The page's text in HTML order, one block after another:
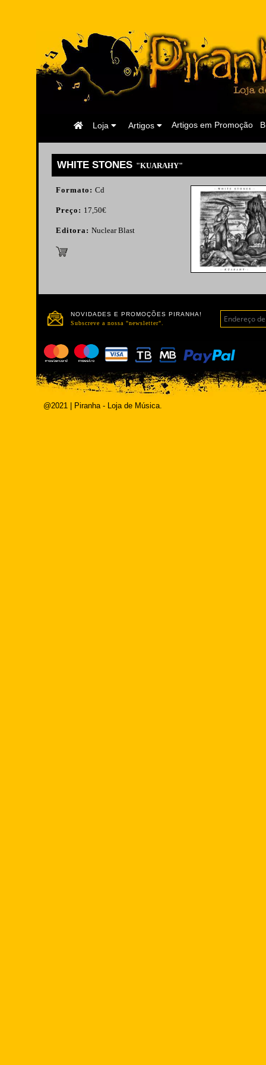
Artigos em Promoção
Artigos
Loja
Página
WHITE STONES "KUARAHY"
Formato: Cd
Preço: 17,50€
Editora: Nuclear Blast
NOVIDADES E PROMOÇÕES PIRANHA!
Subscreve a nossa "newsletter".
@2021 | Piranha - Loja de Música.